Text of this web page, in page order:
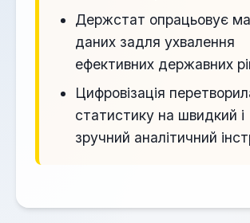
Держстат опрацьовує
даних задля ухвалення
ефективних державних
Цифровізація
статистику на швидкий і
зручний аналітичний